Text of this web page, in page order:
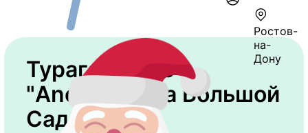
Ростов-
на-
Дону
Турагентство
"AnexTour" на Большой
Садовой